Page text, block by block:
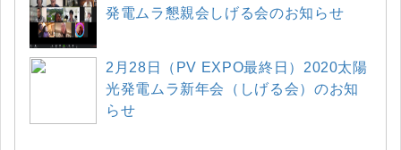
発電ムラ懇親会しげる会のお知らせ
2月28日（PV EXPO最終日）2020太陽
光発電ムラ新年会（しげる会）のお知
らせ